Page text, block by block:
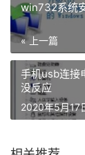
win732系统
« 上一篇
手机usb连接
没反应
2020年5月17